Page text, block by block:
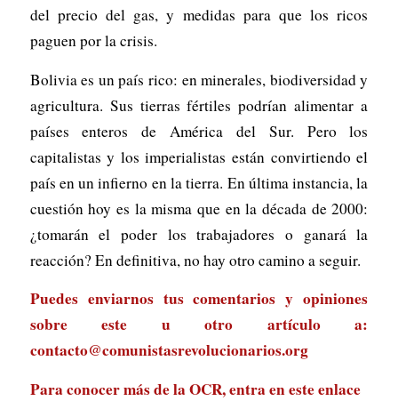
del precio del gas, y medidas para que los ricos
paguen por la crisis.
Bolivia es un país rico: en minerales, biodiversidad y
agricultura. Sus tierras fértiles podrían alimentar a
países enteros de América del Sur. Pero los
capitalistas y los imperialistas están convirtiendo el
país en un infierno en la tierra. En última instancia, la
cuestión hoy es la misma que en la década de 2000:
¿tomarán el poder los trabajadores o ganará la
reacción? En definitiva, no hay otro camino a seguir.
Puedes enviarnos tus comentarios y opiniones
sobre este u otro artículo a:
contacto@comunistasrevolucionarios.org
Para conocer más de la OCR, entra eneste enlace